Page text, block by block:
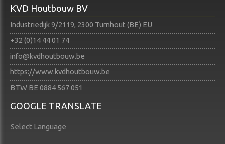
KVD Houtbouw BV
Industriedijk 9/2119, 2300 Turnhout (BE) EU
+32 (0)14 44 01 74​​​​​​​
info@kvdhoutbouw.be
https://www.kvdhoutbouw.be
BTW BE 0884 567 051
GOOGLE TRANSLATE
Select Language